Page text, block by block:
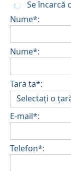
Se încarcă
Nume*:
Nume*:
Tara ta*:
E-mail*:
Telefon*: